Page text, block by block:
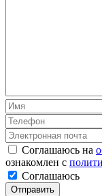
Соглашаюсь на
ознакомлен с
Соглашаюсь
Отправить